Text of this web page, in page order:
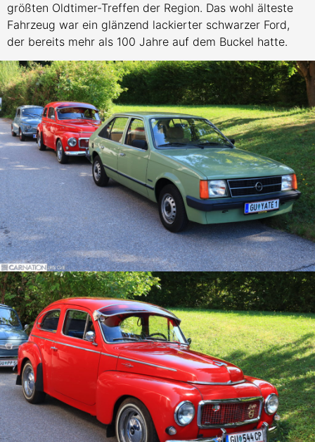
größten Oldtimer-Treffen der Region. Das wohl älteste
Fahrzeug war ein glänzend lackierter schwarzer Ford,
der bereits mehr als 100 Jahre auf dem Buckel hatte.